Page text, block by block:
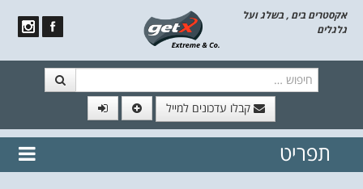
אקסטרים בים , בשלג ועל
גלגלים
קבלו עדכונים למייל
// הצטרף לרשימת תפוצה!
נשמח
תפריט